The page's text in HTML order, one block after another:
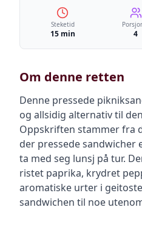
Steketid
15 min 4
Om denne retten
Denne pressede
og allsidig alternativ til
Oppskriften stammer fra
der pressede sandwicher
ta med seg lunsj på tur.
ristet paprika, krydret
aromatiske urter i
sandwichen til noe